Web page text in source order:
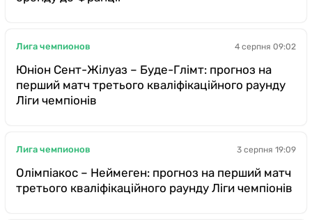
Лига чемпионов 4 серпня 09:02
Юніон Сент-Жілуаз – Буде-Глімт: прогноз на
перший матч третього кваліфікаційного раунду
Ліги чемпіонів
Лига чемпионов 3 серпня 19:09
Олімпіакос – Неймеген: прогноз на перший матч
третього кваліфікаційного раунду Ліги чемпіонів